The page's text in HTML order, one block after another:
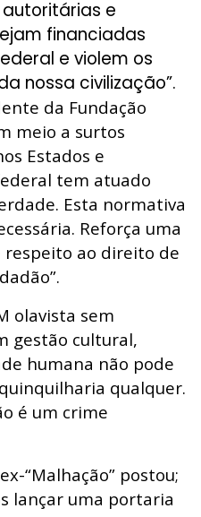
e
financiadas
e violem os
nossa civilização”.
da Fundação
meio a surtos
Estados e
tem atuado
Esta normativa
Reforça uma
respeito ao direito de
olavista sem
gestão cultural,
humana não pode
qualquer.
é um crime
“Malhação” postou;
lançar uma portaria